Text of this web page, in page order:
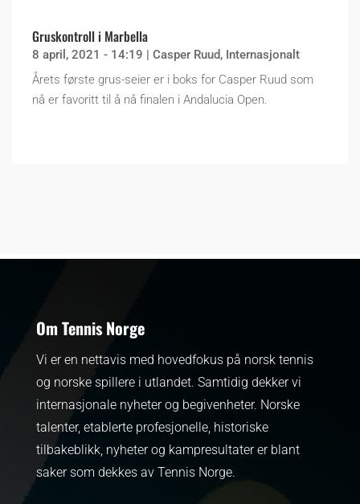
Gruskontroll i Marbella
8 april, 2021 - 14:19 | Casper Ruud, Internasjonalt
Årets første grus-seier er i boks for Casper Ruud som
nå er favoritt til å nå finalen i Andalucia Open.
Om Tennis Norge
Vi er en nettavis med hovedfokus på norsk tennis
og norske spillere i utlandet. Samtidig dekker vi
internasjonale nyheter og begivenheter. Norske
talenter, etablerte profesjonelle, historiske
tilbakeblikk, nyheter og kampresultater er blant
saker som dekkes av Tennis Norge.